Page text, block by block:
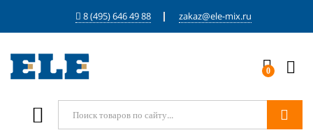
8 (495) 646 49 88 zakaz@ele-mix.ru
0